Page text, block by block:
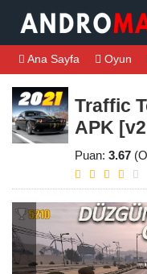
Ana Sayfa Oyun
Traffic
APK
Puan: 3.67